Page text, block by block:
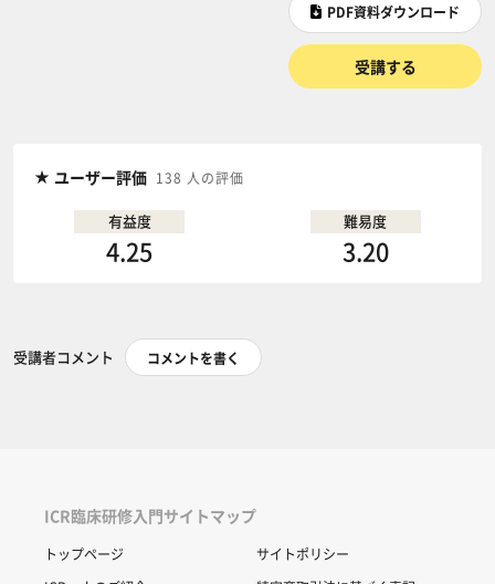
PDF資料ダウンロード
受講する
ユーザー評価 138 人の評価
有益度
4.25
難易度
3.20
受講者コメント コメントを書く
ICR臨床研修入門サイトマップ
トップページ
サイトポリシー